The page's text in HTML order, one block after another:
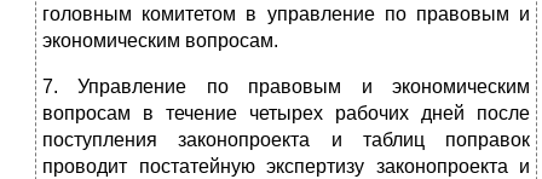
головным комитетом в управление по правовым и
экономическим вопросам.
7. Управление по правовым и экономическим
вопросам в течение четырех рабочих дней после
поступления законопроекта и таблиц поправок
проводит постатейную экспертизу законопроекта и